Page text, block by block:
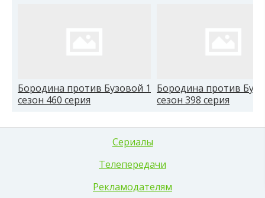
Бородина против Бузовой 1
сезон 460 серия
Бородина против
сезон 398 серия
Сериалы
Телепередачи
Рекламодателям